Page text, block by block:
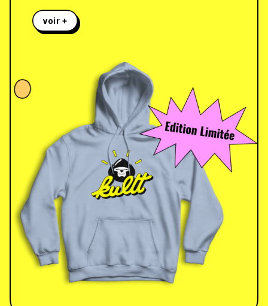
voir +